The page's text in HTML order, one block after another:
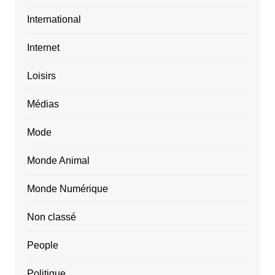
International
Internet
Loisirs
Médias
Mode
Monde Animal
Monde Numérique
Non classé
People